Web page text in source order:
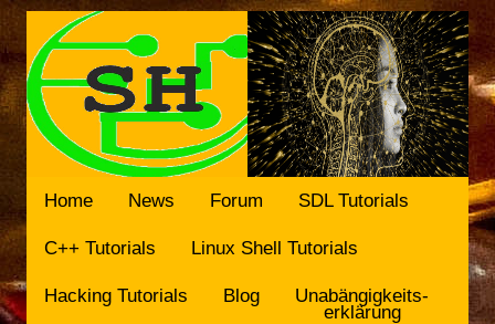
Home News Forum SDL Tutorials
C++ Tutorials Linux Shell Tutorials
Hacking Tutorials Blog Unabängigkeits-
erklärung